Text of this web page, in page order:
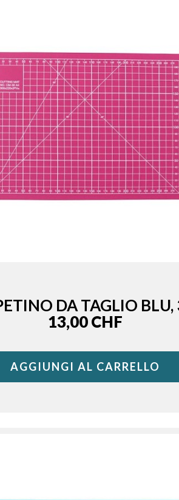
DA TAGLIO BLU,
Price
13,00 CHF
AGGIUNGI AL CARRELLO